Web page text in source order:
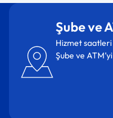
Şube ve
Hizmet saatleri
Şube ve